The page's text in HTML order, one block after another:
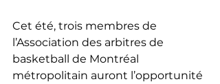
Cet été, trois membres de
l’Association des arbitres de
basketball de Montréal
métropolitain auront l’opportunité